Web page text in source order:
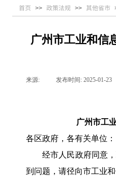
首页 >> 政策法规 >> 其他省市
广州市工业和信
来源: 发布时间: 2025-01-23
广州市工
各区政府，各有关单位：
经市人民政府同意，
到问题，请径向市工业和